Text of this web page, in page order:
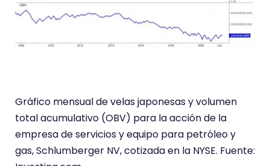
Gráfico mensual de velas japonesas y volumen
total acumulativo (OBV) para la acción de la
empresa de servicios y equipo para petróleo y
gas, Schlumberger NV, cotizada en la NYSE. Fuente: